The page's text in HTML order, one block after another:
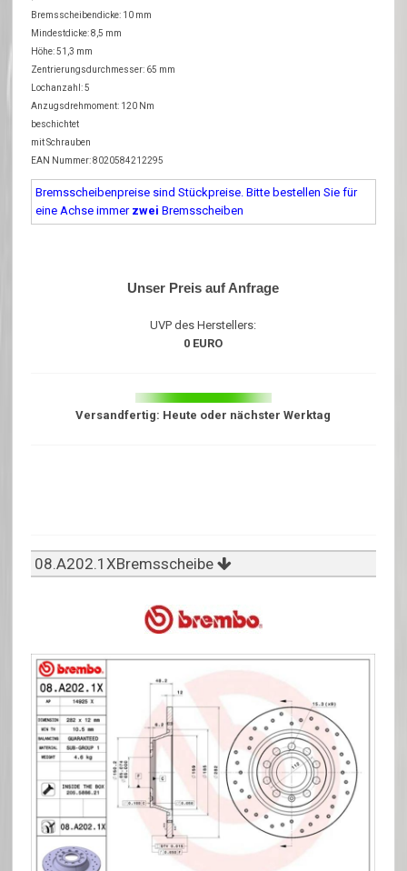
Bremsscheibendicke: 10 mm
Mindestdicke: 8,5 mm
Höhe: 51,3 mm
Zentrierungsdurchmesser: 65 mm
Lochanzahl: 5
Anzugsdrehmoment: 120 Nm
beschichtet
mit Schrauben
EAN Nummer: 8020584212295
Bremsscheibenpreise sind Stückpreise. Bitte bestellen Sie für
eine Achse immer zwei Bremsscheiben
Unser Preis auf Anfrage
UVP des Herstellers:
0 EURO
Versandfertig: Heute oder nächster Werktag
08.A202.1XBremsscheibe